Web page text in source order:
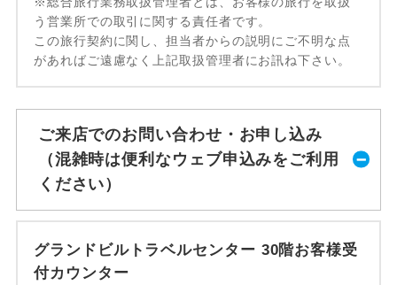
う営業所での取引に関する責任者です。
この旅行契約に関し、担当者からの説明にご不明な点
があればご遠慮なく上記取扱管理者にお訊ね下さい。
ご来店でのお問い合わせ・お申し込み
（混雑時は便利なウェブ申込みをご利用
ください）
グランドビルトラベルセンター 30階お客様受
付カウンター